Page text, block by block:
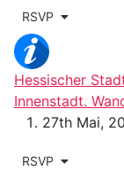
RSVP
Hessischer
Innenstadt.
27th Mai,
RSVP